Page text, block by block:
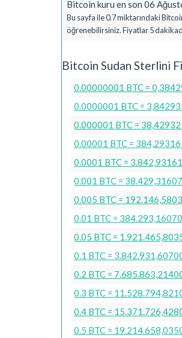
Bitcoin kuru en son 06
Bu sayfa ile 0.7 miktarındaki
öğrenebilirsiniz. Fiyatlar 5
Bitcoin Sudan Sterlini
0.00000001 BTC =
0.0000001 BTC = 3,84293
0.000001 BTC = 38,42932
0.00001 BTC = 384,29316
0.0001 BTC =
0.001 BTC =
0.005 BTC =
0.01 BTC =
0.05 BTC =
0.1 BTC =
0.2 BTC =
0.3 BTC =
0.4 BTC =
0.5 BTC =